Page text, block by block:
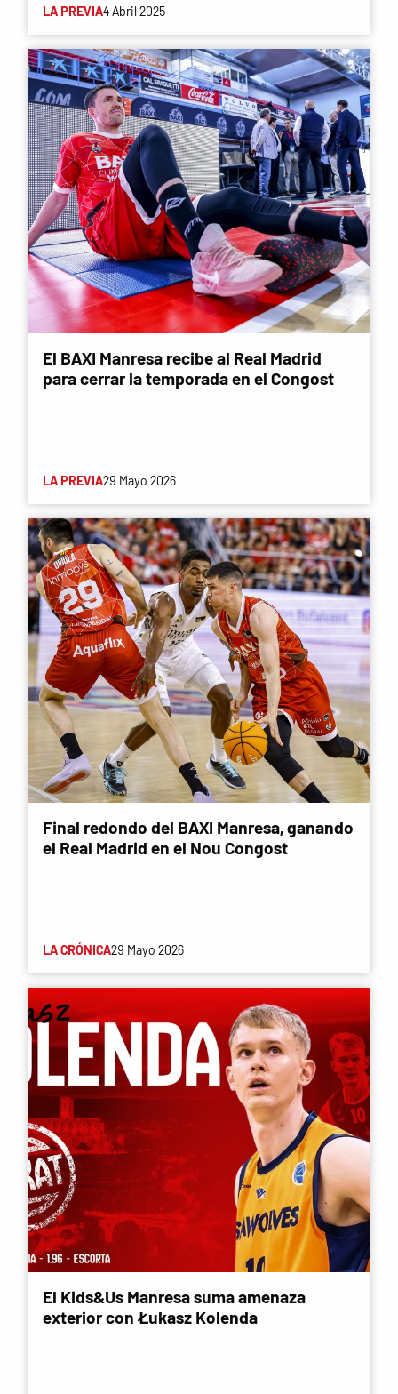
LA PREVIA4 Abril 2025
El BAXI Manresa recibe al Real Madrid
para cerrar la temporada en el Congost
LA PREVIA29 Mayo 2026
Final redondo del BAXI Manresa, ganando
el Real Madrid en el Nou Congost
LA CRÓNICA29 Mayo 2026
El Kids&Us Manresa suma amenaza
exterior con Łukasz Kolenda